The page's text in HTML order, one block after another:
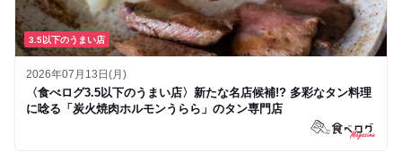
3.5以下のうまい店
2026年07月13日(月)
〈食べログ3.5以下のうまい店〉新たな名店候補!? 多彩なタン料理
に唸る「炭火焼肉ホルモンうらら」のタン専門店